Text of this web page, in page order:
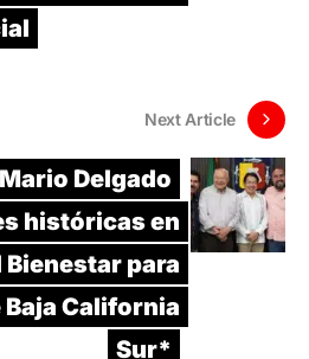
Next Article
Delgado
históricas en
Bienestar para
California
Sur*